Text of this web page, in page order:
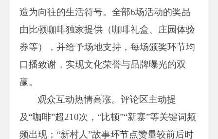
造为向往的生活符号。全部6场活动的奖品
由比顿咖啡独家提供（咖啡礼盒、庄园体验
券等），并给予场地支持，每场颁奖环节均
口播致谢，实现文化荣誉与品牌曝光的双
赢。
观众互动热情高涨。评论区主动提
及“咖啡”超210次，“比顿”“新寨”等关键词频
频出现；“新村人”故事环节点赞量较前后时